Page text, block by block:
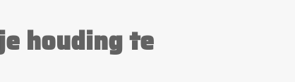
houding te